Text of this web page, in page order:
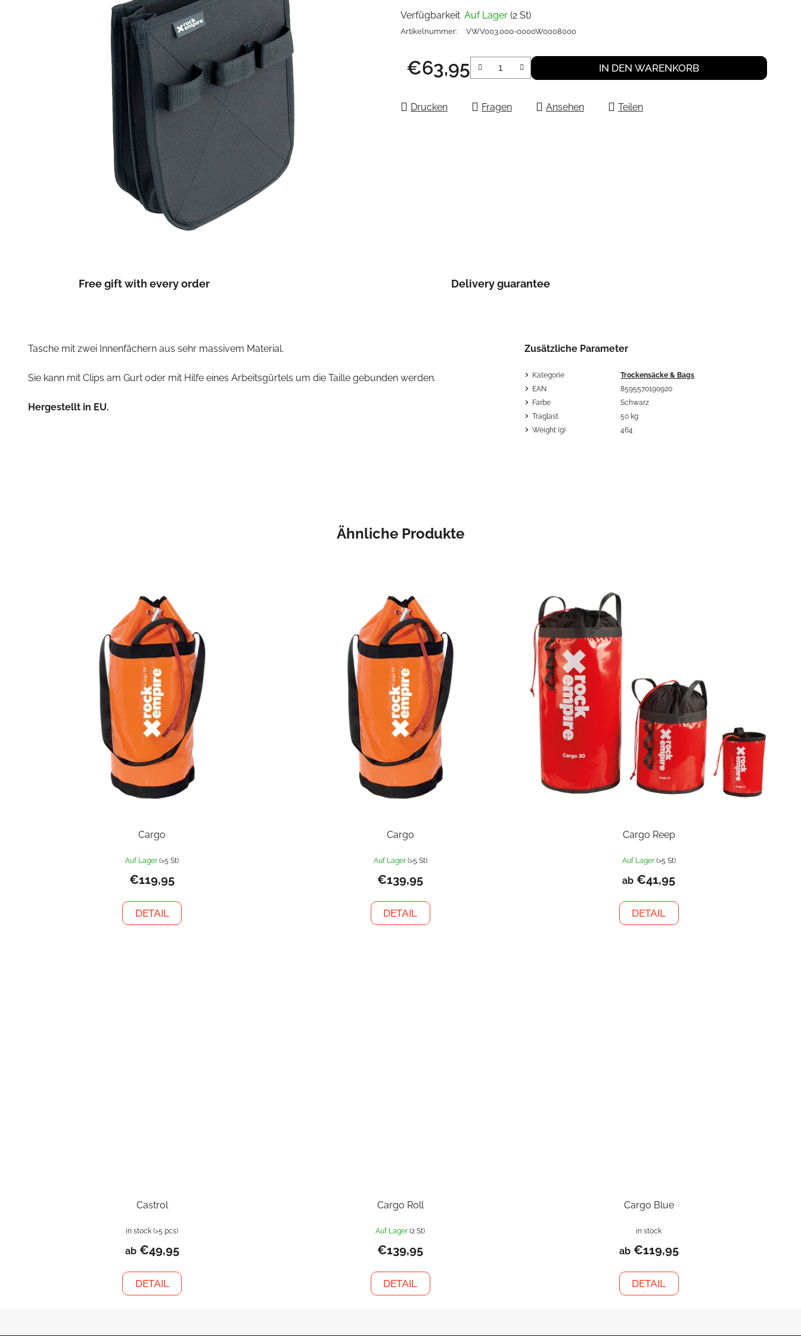
Verfügbarkeit Auf Lager (2 St)
Artikelnummer: VWV003.000-0000W0008000
€63,95 IN DEN WARENKORB
Drucken Fragen Ansehen Teilen
Free gift with every order Delivery guarantee
Tasche mit zwei Innenfächern aus sehr massivem Material.
Sie kann mit Clips am Gurt oder mit Hilfe eines Arbeitsgürtels um die Taille gebunden werden.
Hergestellt in EU.
Zusätzliche Parameter
Kategorie
Trockensäcke & Bags
EAN
8595570190920
Farbe
Schwarz
Traglast
50 kg
Weight (g)
464
Ähnliche Produkte
Cargo
Auf Lager(>5 St)
€119,95
DETAIL
Cargo
Auf Lager (>5 St)
€139,95
DETAIL
Cargo Reep
Auf Lager (>5 St)
ab €41,95
DETAIL
Castrol
in stock(>5 pcs)
ab€49,95
DETAIL
Cargo Roll
Auf Lager(2 St)
€139,95
DETAIL
Cargo Blue
in stock
ab€119,95
DETAIL